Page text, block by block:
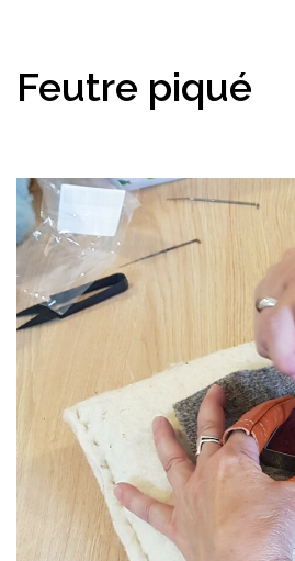
Feutre piqué